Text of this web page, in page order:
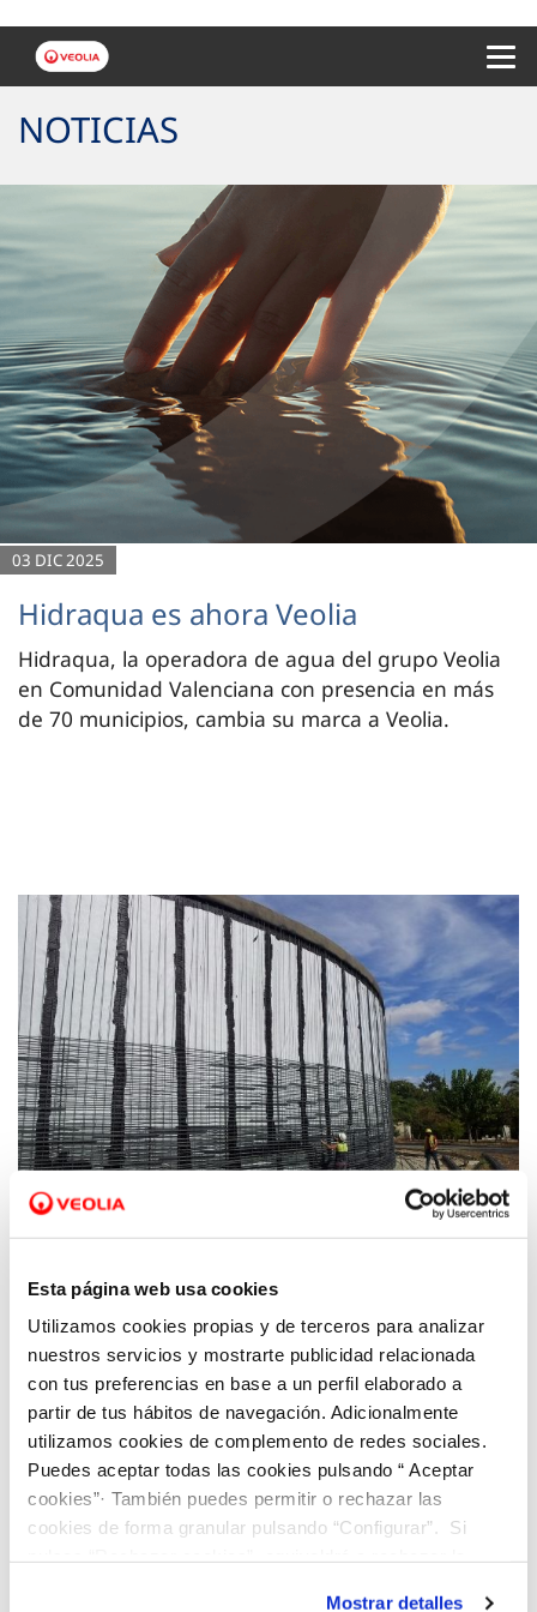
Esta página web usa cookies
Utilizamos cookies propias y de terceros para analizar
nuestros servicios y mostrarte publicidad relacionada
con tus preferencias en base a un perfil elaborado a
partir de tus hábitos de navegación. Adicionalmente
utilizamos cookies de complemento de redes sociales.
Puedes aceptar todas las cookies pulsando “ Aceptar
cookies”· También puedes permitir o rechazar las
cookies de forma granular pulsando “Configurar”. Si
Mostrar detalles
NOTICIAS
03 DIC 2025
Hidraqua es ahora Veolia
Hidraqua, la operadora de agua del grupo Veolia
en Comunidad Valenciana con presencia en más
de 70 municipios, cambia su marca a Veolia.
27 JUL 2021
optimizar inversiones en instalaciones del
ciclo integral del agua de forma responsable
y transparente”